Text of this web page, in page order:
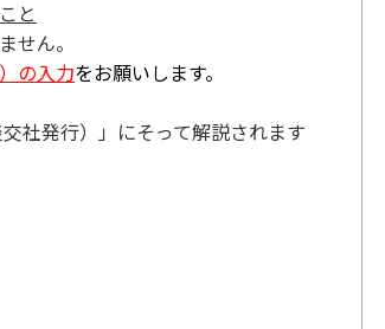
と
ん。
の入力をお願いします。
社発行）」にそって解説されます